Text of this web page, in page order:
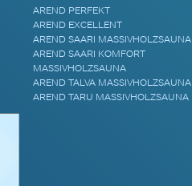
AREND PERFEKT
AREND EXCELLENT
AREND SAARI MASSIVHOLZSAUNA
AREND SAARI KOMFORT
MASSIVHOLZSAUNA
AREND TALVA MASSIVHOLZSAUNA
AREND TARU MASSIVHOLZSAUNA